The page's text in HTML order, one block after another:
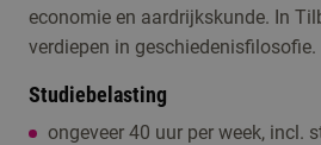
economie en aardrijkskunde. In
verdiepen in geschiedenisfilosofie.
Studiebelasting
ongeveer 40 uur per week, incl.